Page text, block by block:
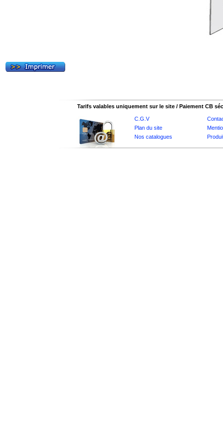
Tarifs valables uniquement sur le site / Paiement CB
C.G.V
Plan du site
Nos catalogues